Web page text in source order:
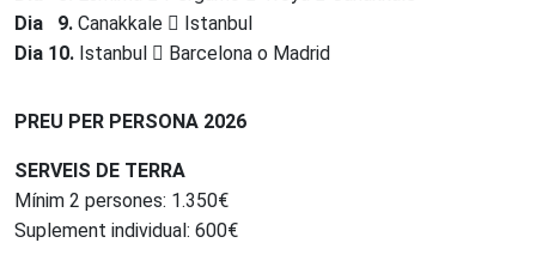
Dia 9. Canakkale
Istanbul
Dia 10. Istanbul Barcelona o Madrid
PREU PER PERSONA 2026
SERVEIS DE TERRA
Mínim 2 persones: 1.350€
Suplement individual: 600€